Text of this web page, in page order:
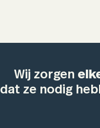
Wij zorgen
dat ze nodig